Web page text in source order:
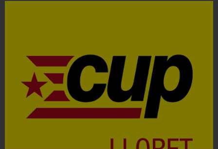
Contacta'ns i treballa per fer realitat el projecte de
l'esquerra independentista i anticapitalista
CONTACTA